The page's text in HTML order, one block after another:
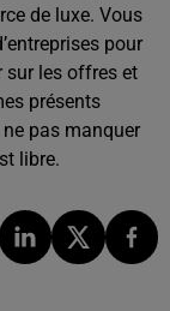
de luxe. Vous
pour
sur les offres et
présents
ne pas manquer
libre.